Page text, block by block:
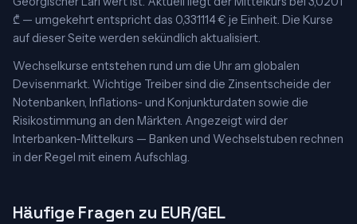
₾ — umgekehrt entspricht das 0,331114 € je Einheit. Die Kurse
auf dieser Seite werden sekündlich aktualisiert.
Wechselkurse entstehen rund um die Uhr am globalen
Devisenmarkt. Wichtige Treiber sind die Zinsentscheide der
Notenbanken, Inflations- und Konjunkturdaten sowie die
Risikostimmung an den Märkten. Angezeigt wird der
Interbanken-Mittelkurs — Banken und Wechselstuben rechnen
in der Regel mit einem Aufschlag.
Häufige Fragen zu EUR/GEL